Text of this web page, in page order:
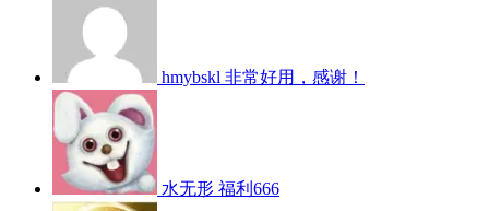
hmybskl 非常好用，感谢！
水无形 福利666